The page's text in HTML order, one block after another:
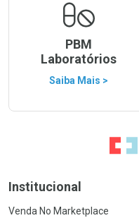
PBM
Laboratórios
Saiba Mais >
Ir
Institucional
Venda No Marketplace